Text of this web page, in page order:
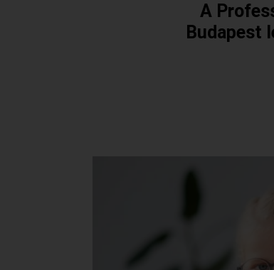
A
Budapest